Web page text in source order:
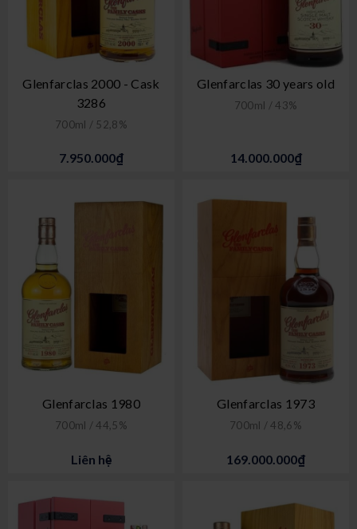
Glenfarclas 2000 - Cask
3286
700ml / 52,8%
7.950.000₫
Glenfarclas 30 years old
700ml / 43%
14.000.000₫
Glenfarclas 1980
700ml / 44,5%
Liên hệ
Glenfarclas 1973
700ml / 48,6%
169.000.000₫